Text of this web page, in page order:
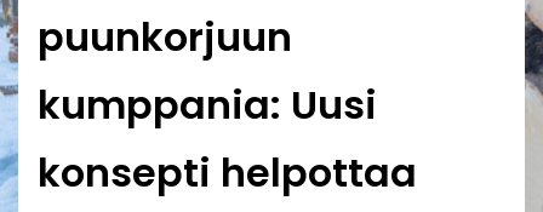
puunkorjuun
kumppania: Uusi
konsepti helpottaa